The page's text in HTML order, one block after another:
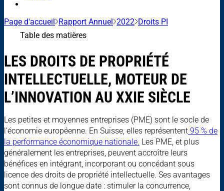
Page d'accueil Rapport Annuel 2022 Droits PI
Table des matières
LES DROITS DE PROPRIÉTÉ
INTELLECTUELLE, MOTEUR DE
L’INNOVATION AU XXIE SIÈCLE
Les petites et moyennes entreprises (PME) sont le socle de
l’économie européenne. En Suisse, elles représentent 95 % de
la performance économique nationale. Les PME, et plus
généralement les entreprises, peuvent accroître leurs
bénéfices en intégrant, incorporant ou concédant sous
licence des droits de propriété intellectuelle. Ses avantages
sont connus de longue date : stimuler la concurrence,